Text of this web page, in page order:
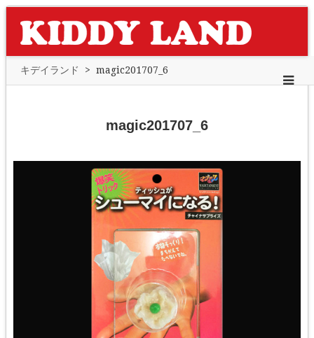
キデイランド > magic201707_6
magic201707_6